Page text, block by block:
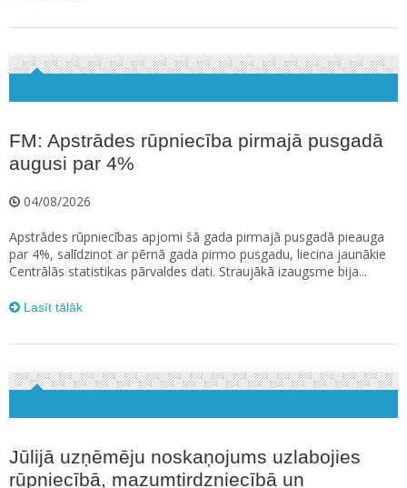
FM: Apstrādes rūpniecība pirmajā pusgadā
augusi par 4%
04/08/2026
Apstrādes rūpniecības apjomi šā gada pirmajā pusgadā pieauga
par 4%, salīdzinot ar pērnā gada pirmo pusgadu, liecina jaunākie
Centrālās statistikas pārvaldes dati. Straujākā izaugsme bija...
Lasīt tālāk
Jūlijā uzņēmēju noskaņojums uzlabojies
rūpniecībā, mazumtirdzniecībā un